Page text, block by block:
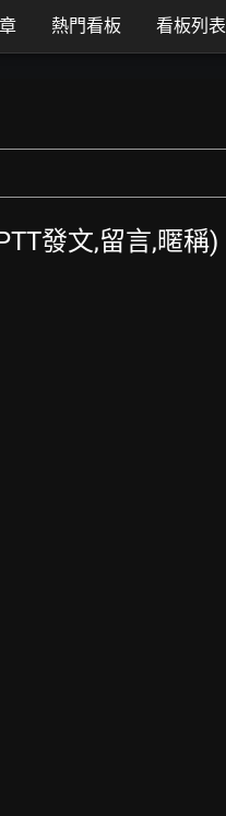
熱門看板 看板列表
發文,留言,暱稱)